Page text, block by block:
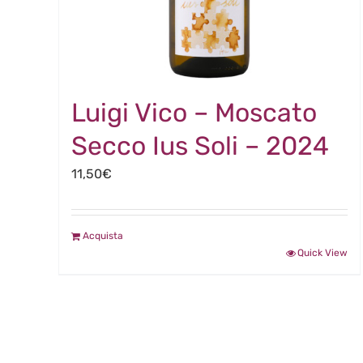
Luigi Vico – Moscato
Secco Ius Soli – 2024
11,50€
Acquista
Quick View